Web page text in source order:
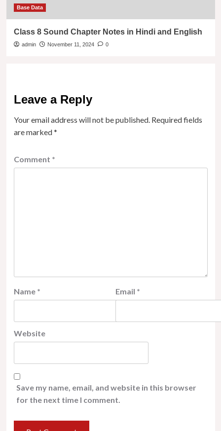
Base Data
Class 8 Sound Chapter Notes in Hindi and English
admin November 11, 2024 0
Leave a Reply
Your email address will not be published. Required fields
are marked*
Comment *
Name * Email *
Website
Save my name, email, and website in this browser
for the next time I comment.